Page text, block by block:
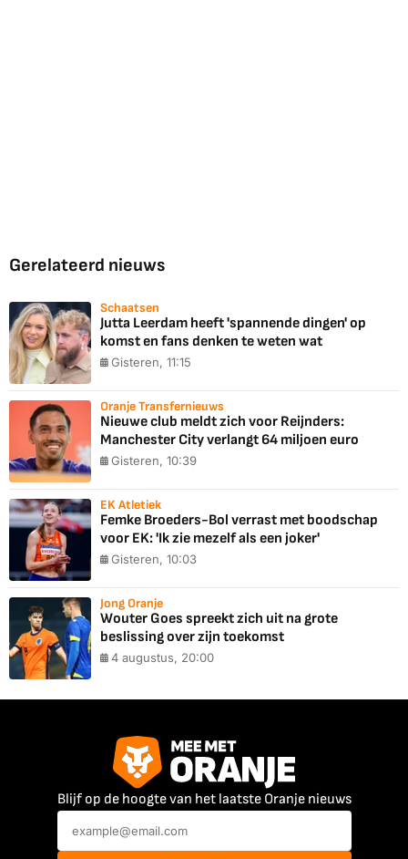
Gerelateerd nieuws
Schaatsen
Jutta Leerdam heeft 'spannende dingen' op
komst en fans denken te weten wat
Gisteren, 11:15
Oranje Transfernieuws
Nieuwe club meldt zich voor Reijnders:
Manchester City verlangt 64 miljoen euro
Gisteren, 10:39
EK Atletiek
Femke Broeders-Bol verrast met boodschap
voor EK: 'Ik zie mezelf als een joker'
Gisteren, 10:03
Jong Oranje
Wouter Goes spreekt zich uit na grote
beslissing over zijn toekomst
4 augustus, 20:00
Blijf op de hoogte van het laatste Oranje nieuws